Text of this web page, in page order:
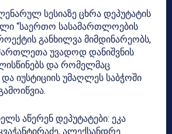
სესიაზე ცხრა დეპუტატის
“საერთო სასამართლოების
განხილვა მიმდინარეობს,
უვადოდ დანიშვნის
და რომელმაც
იუსტიციის უმაღლეს საბჭოში
აწერენ დეპუტატები: ეკა
ალექსანდრე